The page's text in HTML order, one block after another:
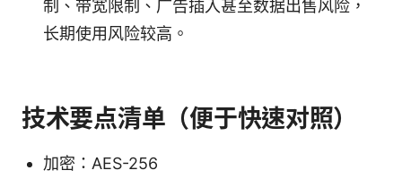
制、带宽限制、广告插入甚至数据出售风险，
长期使用风险较高。
技术要点清单（便于快速对照）
加密：AES-256